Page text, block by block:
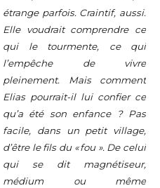
étrange parfois. Craintif, aussi.
Elle voudrait comprendre ce
qui le tourmente, ce qui
l’empêche de vivre
pleinement. Mais comment
Elias pourrait-il lui confier ce
qu’a été son enfance ? Pas
facile, dans un petit village,
d’être le fils du « fou ». De celui
qui se dit magnétiseur,
médium ou même